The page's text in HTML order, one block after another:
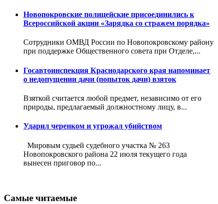
Новопокровские полицейские присоединились к
Всероссийской акции «Зарядка со стражем порядка»
Сотрудники ОМВД России по Новопокровскому району
при поддержке Общественного совета при Отделе,...
Госавтоинспекция Краснодарского края напоминает
о недопущении дачи (попыток дачи) взяток
Взяткой считается любой предмет, независимо от его
природы, предлагаемый должностному лицу, в...
Ударил черенком и угрожал убийством
Мировым судьей судебного участка № 263
Новопокровского района 22 июля текущего года
вынесен приговор по...
Самые читаемые